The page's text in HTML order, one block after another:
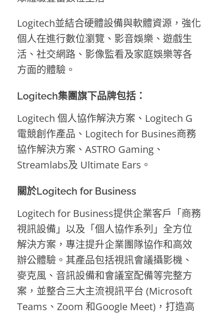
Logitech並結合硬體設備與軟體資源，強化
個人在進行數位瀏覽、影音娛樂、遊戲生
活、社交網路、影像監看及家庭娛樂等各
方面的體驗。
Logitech集團旗下品牌包括：
Logitech 個人協作解決方案、Logitech G
電競創作產品、Logitech for Busines商務
協作解決方案、ASTRO Gaming、
Streamlabs及 Ultimate Ears。
關於Logitech for Business
Logitech for Business提供企業客戶「商務
視訊設備」以及「個人協作系列」全方位
解決方案，專注提升企業團隊協作和高效
辦公體驗。其產品包括視訊會議攝影機、
麥克風、音訊設備和會議室配備等完整方
案，並整合三大主流視訊平台 (Microsoft
Teams、Zoom 和Google Meet)，打造高